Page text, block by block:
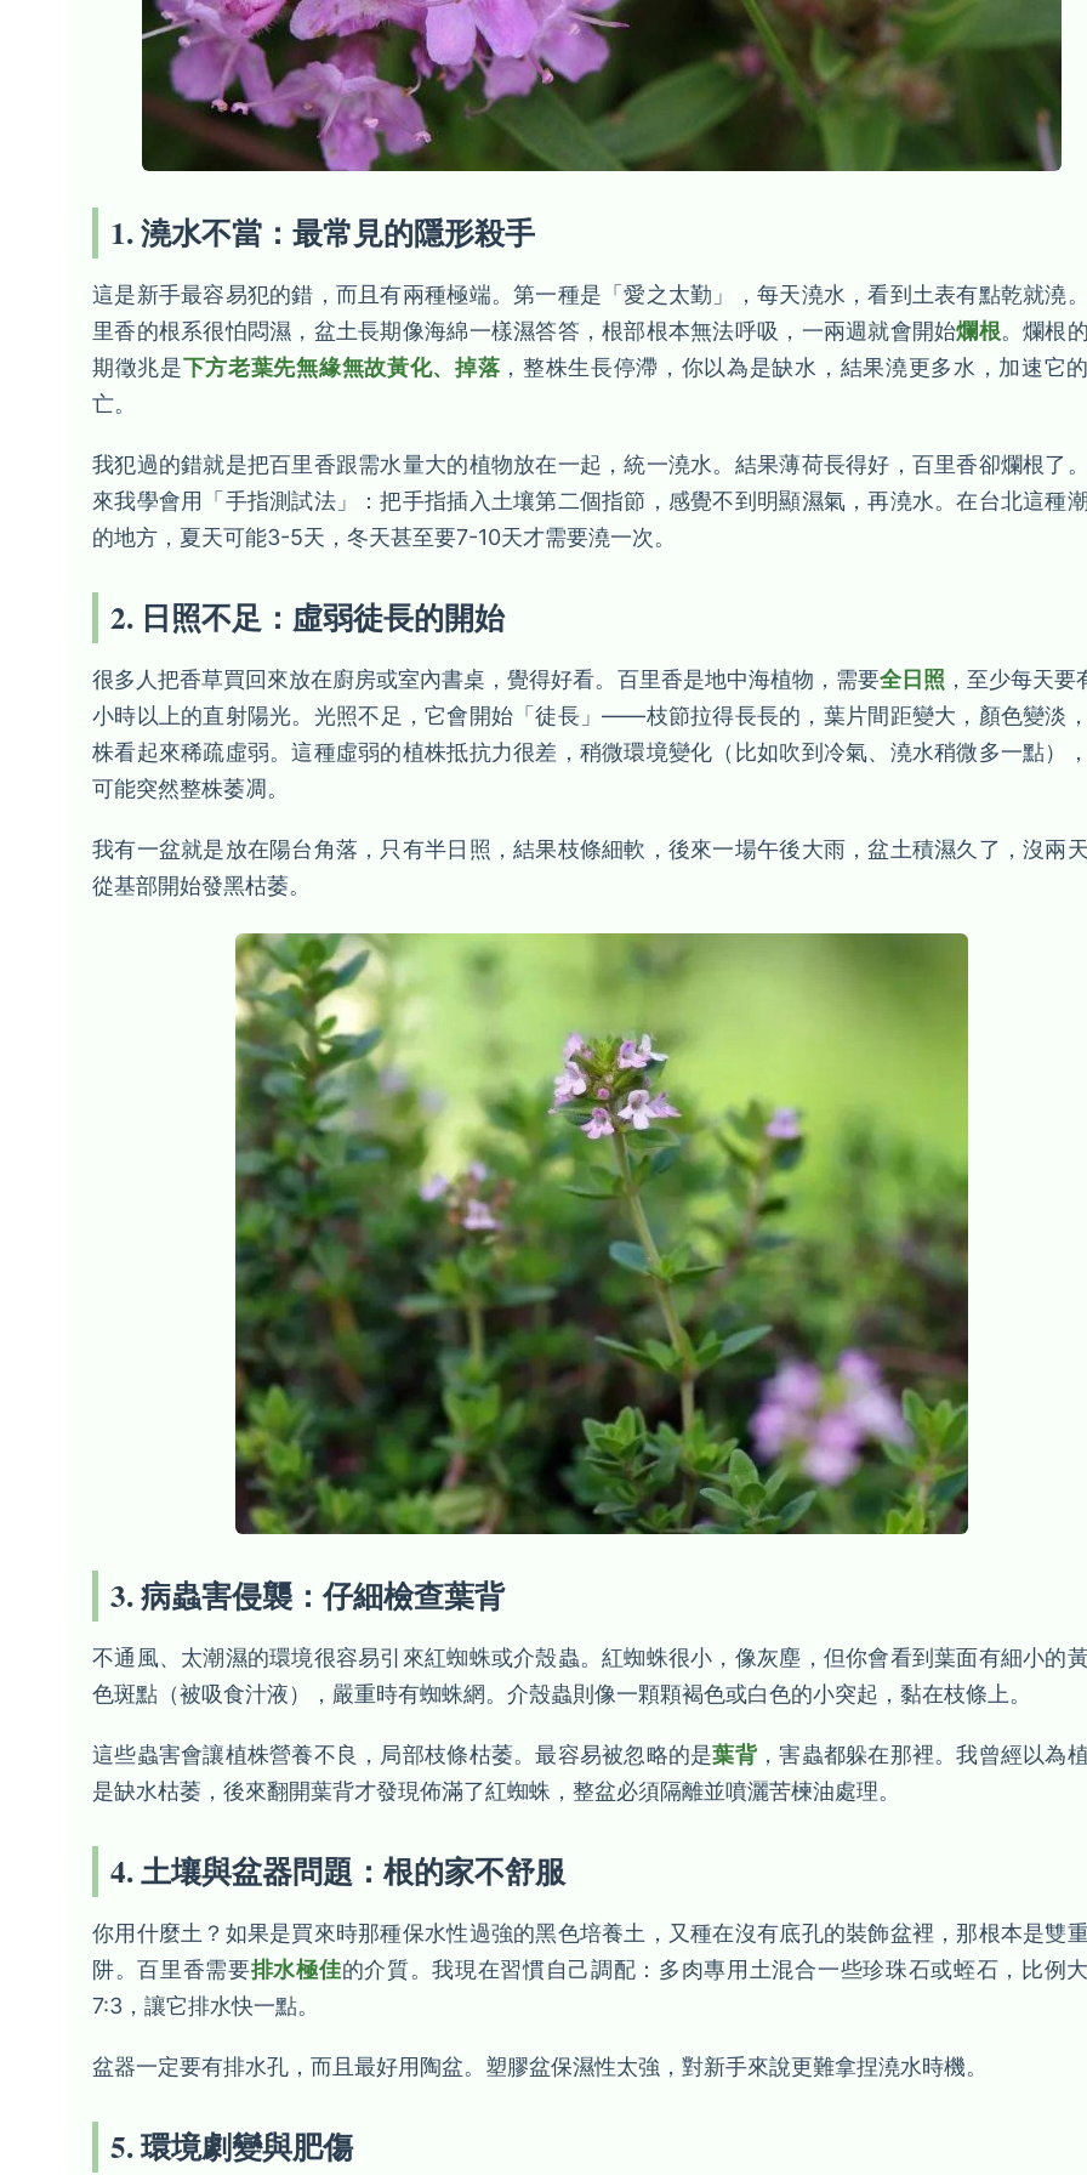
1. 澆水不當：最常見的隱形殺手
這是新手最容易犯的錯，而且有兩種極端。第一種是「愛之太勤」，每天澆水，看到土表有點乾就澆
里香的根系很怕悶濕，盆土長期像海綿一樣濕答答，根部根本無法呼吸，一兩週就會開始爛根。爛根
期徵兆是下方老葉先無緣無故黃化、掉落 ，整株生長停滯，你以為是缺水，結果澆更多水，加速它
亡。
我犯過的錯就是把百里香跟需水量大的植物放在一起，統一澆水。結果薄荷長得好，百里香卻爛根了
來我學會用「手指測試法」：把手指插入土壤第二個指節，感覺不到明顯濕氣，再澆水。在台北這種
的地方，夏天可能3-5天，冬天甚至要7-10天才需要澆一次。
2. 日照不足：虛弱徒長的開始
很多人把香草買回來放在廚房或室內書桌，覺得好看。百里香是地中海植物，需要全日照 ，至少每天要
小時以上的直射陽光。光照不足，它會開始「徒長」——枝節拉得長長的，葉片間距變大，顏色變淡
株看起來稀疏虛弱。這種虛弱的植株抵抗力很差，稍微環境變化（比如吹到冷氣、澆水稍微多一點）
可能突然整株萎凋。
我有一盆就是放在陽台角落，只有半日照，結果枝條細軟，後來一場午後大雨，盆土積濕久了，沒兩
從基部開始發黑枯萎。
3. 病蟲害侵襲：仔細檢查葉背
不通風、太潮濕的環境很容易引來紅蜘蛛或介殼蟲。紅蜘蛛很小，像灰塵，但你會看到葉面有細小的
色斑點（被吸食汁液），嚴重時有蜘蛛網。介殼蟲則像一顆顆褐色或白色的小突起，黏在枝條上。
這些蟲害會讓植株營養不良，局部枝條枯萎。最容易被忽略的是葉背，害蟲都躲在那裡。我曾經以為
是缺水枯萎，後來翻開葉背才發現佈滿了紅蜘蛛，整盆必須隔離並噴灑苦楝油處理。
4. 土壤與盆器問題：根的家不舒服
你用什麼土？如果是買來時那種保水性過強的黑色培養土，又種在沒有底孔的裝飾盆裡，那根本是雙
阱。百里香需要排水極佳的介質。我現在習慣自己調配：多肉專用土混合一些珍珠石或蛭石，比例
7:3，讓它排水快一點。
盆器一定要有排水孔，而且最好用陶盆。塑膠盆保濕性太強，對新手來說更難拿捏澆水時機。
5. 環境劇變與肥傷